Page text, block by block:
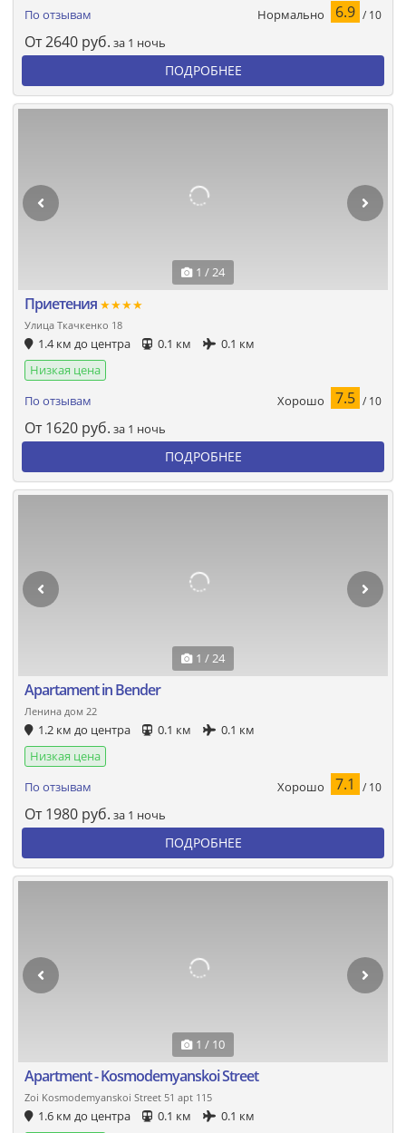
По отзывам
Нормально 6.9 / 10
От2640 руб. за 1 ночь
ПОДРОБНЕЕ
1 / 24
Приетения ★★★★
Улица Ткачкенко 18
1.4 км до центра 0.1 км
0.1 км
Низкая цена
По отзывам
Хорошо 7.5 / 10
От 1620 руб. за 1 ночь
ПОДРОБНЕЕ
1 / 24
Apartament in Bender
Ленина дом 22
1.2 км до центра 0.1 км
0.1 км
Низкая цена
По отзывам
Хорошо 7.1 / 10
От 1980 руб. за 1 ночь
ПОДРОБНЕЕ
1 / 10
Apartment - Kosmodemyanskoi Street
Zoi Kosmodemyanskoi Street 51 apt 115
1.6 км до центра 0.1 км
0.1 км